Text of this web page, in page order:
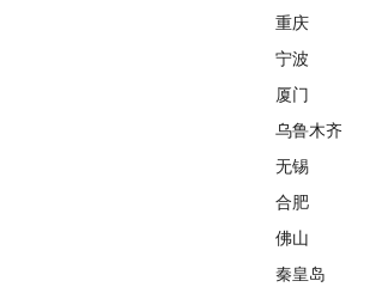
重庆
宁波
厦门
乌鲁木齐
无锡
合肥
佛山
秦皇岛